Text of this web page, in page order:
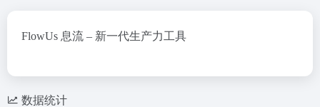
FlowUs 息流 – 新一代生产力工具
数据统计